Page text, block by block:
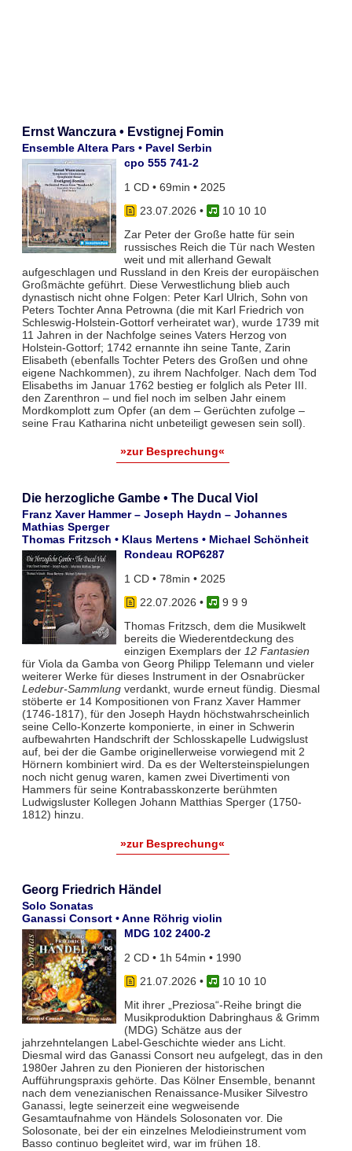
Ernst Wanczura • Evstignej Fomin
Ensemble Altera Pars • Pavel Serbin
cpo 555 741-2
1 CD • 69min • 2025
23.07.2026 •
10 10 10
Zar Peter der Große hatte für sein
russisches Reich die Tür nach Westen
weit und mit allerhand Gewalt
aufgeschlagen und Russland in den Kreis der europäischen
Großmächte geführt. Diese Verwestlichung blieb auch
dynastisch nicht ohne Folgen: Peter Karl Ulrich, Sohn von
Peters Tochter Anna Petrowna (die mit Karl Friedrich von
Schleswig-Holstein-Gottorf verheiratet war), wurde 1739 mit
11 Jahren in der Nachfolge seines Vaters Herzog von
Holstein-Gottorf; 1742 ernannte ihn seine Tante, Zarin
Elisabeth (ebenfalls Tochter Peters des Großen und ohne
eigene Nachkommen), zu ihrem Nachfolger. Nach dem Tod
Elisabeths im Januar 1762 bestieg er folglich als Peter III.
den Zarenthron – und fiel noch im selben Jahr einem
Mordkomplott zum Opfer (an dem – Gerüchten zufolge –
seine Frau Katharina nicht unbeteiligt gewesen sein soll).
»zur Besprechung«
Die herzogliche Gambe • The Ducal Viol
Franz Xaver Hammer – Joseph Haydn – Johannes
Mathias Sperger
Thomas Fritzsch • Klaus Mertens • Michael Schönheit
Rondeau ROP6287
1 CD • 78min • 2025
22.07.2026 •
9 9 9
Thomas Fritzsch, dem die Musikwelt
bereits die Wiederentdeckung des
einzigen Exemplars der 12 Fantasien
für Viola da Gamba von Georg Philipp Telemann und vieler
weiterer Werke für dieses Instrument in der Osnabrücker
Ledebur-Sammlungverdankt, wurde erneut fündig. Diesmal
stöberte er 14 Kompositionen von Franz Xaver Hammer
(1746-1817), für den Joseph Haydn höchstwahrscheinlich
seine Cello-Konzerte komponierte, in einer in Schwerin
aufbewahrten Handschrift der Schlosskapelle Ludwigslust
auf, bei der die Gambe originellerweise vorwiegend mit 2
Hörnern kombiniert wird. Da es der Weltersteinspielungen
noch nicht genug waren, kamen zwei Divertimenti von
Hammers für seine Kontrabasskonzerte berühmten
Ludwigsluster Kollegen Johann Matthias Sperger (1750-
1812) hinzu.
»zur Besprechung«
Georg Friedrich Händel
Solo Sonatas
Ganassi Consort • Anne Röhrig violin
MDG 102 2400-2
2 CD • 1h 54min • 1990
21.07.2026 •
10 10 10
Mit ihrer „Preziosa“-Reihe bringt die
Musikproduktion Dabringhaus & Grimm
(MDG) Schätze aus der
jahrzehntelangen Label-Geschichte wieder ans Licht.
Diesmal wird das Ganassi Consort neu aufgelegt, das in den
1980er Jahren zu den Pionieren der historischen
Aufführungspraxis gehörte. Das Kölner Ensemble, benannt
nach dem venezianischen Renaissance-Musiker Silvestro
Ganassi, legte seinerzeit eine wegweisende
Gesamtaufnahme von Händels Solosonaten vor. Die
Solosonate, bei der ein einzelnes Melodieinstrument vom
Basso continuo begleitet wird, war im frühen 18.